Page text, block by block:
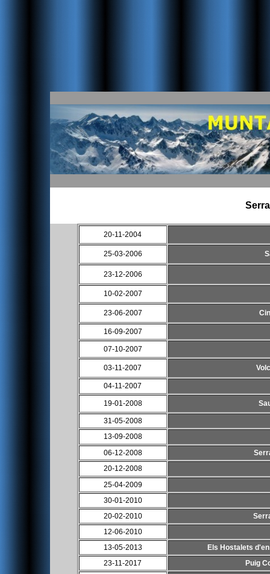
20-11-2004
25-03-2006
23-12-2006
10-02-2007
23-06-2007
16-09-2007
07-10-2007
03-11-2007
04-11-2007
19-01-2008
31-05-2008
13-09-2008
06-12-2008
20-12-2008
25-04-2009
30-01-2010
20-02-2010
12-06-2010
13-05-2013
Els Hostalets
23-11-2017
Puig